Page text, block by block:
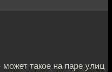
такое на паре улиц